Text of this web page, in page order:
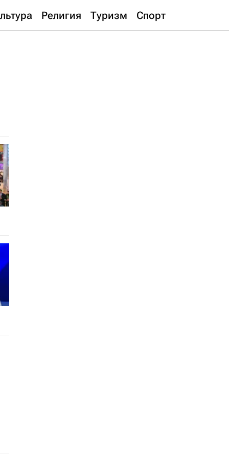
Религия Туризм Спорт